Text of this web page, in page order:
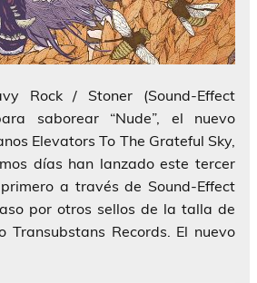
Rock / Stoner (Sound-Effect
saborear “Nude”, el nuevo
Elevators To The Grateful Sky,
días han lanzado este tercer
a través de Sound-Effect
por otros sellos de la talla de
Transubstans Records. El nuevo